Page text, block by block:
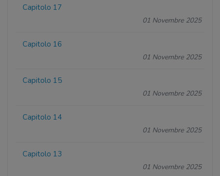
Capitolo 17
01 Novembre 2025
Capitolo 16
01 Novembre 2025
Capitolo 15
01 Novembre 2025
Capitolo 14
01 Novembre 2025
Capitolo 13
01 Novembre 2025